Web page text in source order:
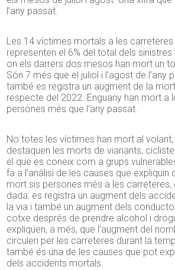
l’any passat.
Les 14 víctimes mortals a les
representen el 6% del total dels sinistres
on els darrers dos mesos han mort un
Són 7 més que el juliol i l’agost de l’any
també es registra un augment de la
respecte del 2022. Enguany han mort a
persones més que l’any passat.
No totes les víctimes han mort al
destaquen les morts de vianants,
el que es coneix com a grups
fa a l’anàlisi de les causes que expliquin
mort sis persones més a les carreteres,
dada: es registra un augment dels
la via i també un augment dels
cotxe després de prendre alcohol i
expliquen, a més, que l’augment del
circulen per les carreteres durant la
també és una de les causes que pot
dels accidents mortals.